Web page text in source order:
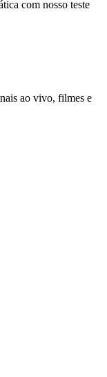
com nosso teste
ao vivo, filmes e